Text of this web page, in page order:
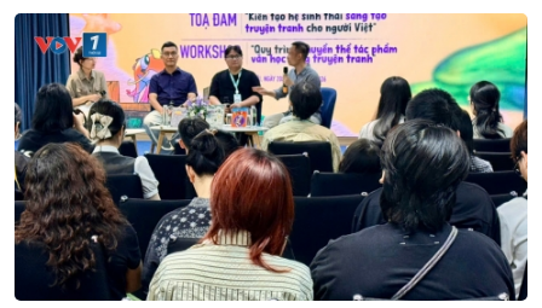
Khởi nghiệp
Tuyên chiến với gian lận
thương mại
Tâm tình biên giới và hải
đảo
Tìm hiểu biển, đảo Việt
Nam